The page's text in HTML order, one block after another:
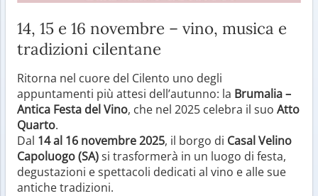
14, 15 e 16 novembre – vino, musica e
tradizioni cilentane
Ritorna nel cuore del Cilento uno degli
appuntamenti più attesi dell’autunno: la Brumalia –
Antica Festa del Vino, che nel 2025 celebra il suo Atto
Quarto.
Dal 14 al 16 novembre 2025, il borgo di Casal Velino
Capoluogo (SA)si trasformerà in un luogo di festa,
degustazioni e spettacoli dedicati al vino e alle sue
antiche tradizioni.